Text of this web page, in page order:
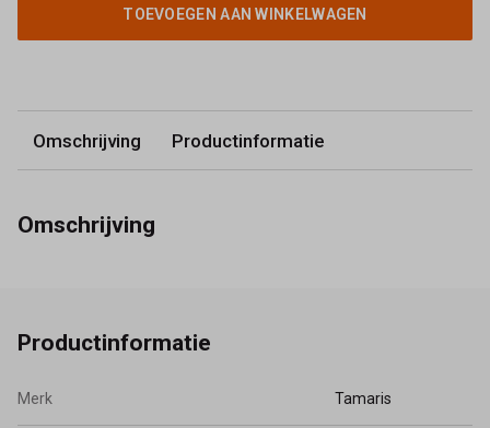
TOEVOEGEN AAN WINKELWAGEN
Omschrijving Productinformatie
Omschrijving
Productinformatie
Merk Tamaris